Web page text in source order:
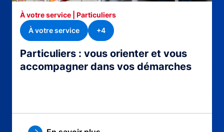
Particuliers : vous orienter et vous
accompagner dans vos démarches
À votre service | Particuliers
À votre service
+4